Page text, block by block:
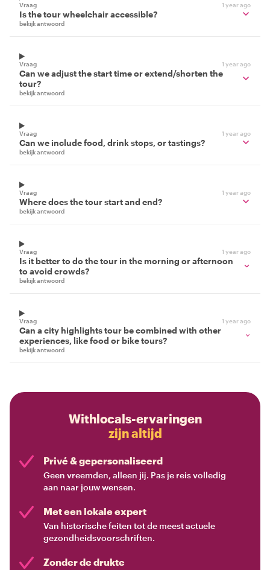
Vraag 1 year ago
Is the tour wheelchair accessible?
bekijk antwoord
Vraag 1 year ago
Can we adjust the start time or extend/shorten the
tour?
bekijk antwoord
Vraag 1 year ago
Can we include food, drink stops, or tastings?
bekijk antwoord
Vraag 1 year ago
Where does the tour start and end?
bekijk antwoord
Vraag 1 year ago
Is it better to do the tour in the morning or afternoon
to avoid crowds?
bekijk antwoord
Vraag 1 year ago
Can a city highlights tour be combined with other
experiences, like food or bike tours?
bekijk antwoord
Withlocals-ervaringen
zijn altijd
Privé & gepersonaliseerd
Geen vreemden, alleen jij. Pas je reis volledig
aan naar jouw wensen.
Met een lokale expert
Van historische feiten tot de meest actuele
gezondheidsvoorschriften.
Zonder de drukte